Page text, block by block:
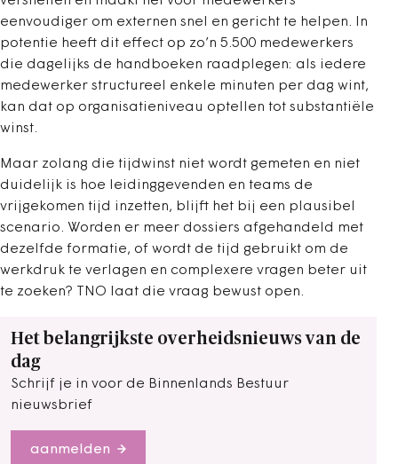
eenvoudiger om externen snel en gericht te helpen. In
potentie heeft dit effect op zo’n 5.500 medewerkers
die dagelijks de handboeken raadplegen: als iedere
medewerker structureel enkele minuten per dag wint,
kan dat op organisatieniveau optellen tot substantiële
winst.
Maar zolang die tijdwinst niet wordt gemeten en niet
duidelijk is hoe leidinggevenden en teams de
vrijgekomen tijd inzetten, blijft het bij een plausibel
scenario. Worden er meer dossiers afgehandeld met
dezelfde formatie, of wordt de tijd gebruikt om de
werkdruk te verlagen en complexere vragen beter uit
te zoeken? TNO laat die vraag bewust open.
Het belangrijkste overheidsnieuws van de
dag
Schrijf je in voor de Binnenlands Bestuur
nieuwsbrief
aanmelden